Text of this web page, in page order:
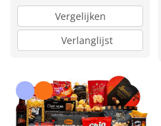
Vergelijken
Verlanglijst